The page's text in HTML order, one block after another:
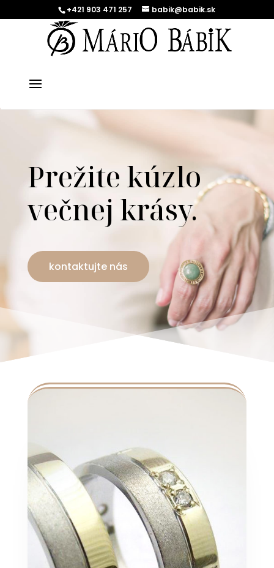
+421 903 471 257 babik@babik.sk
Prežite kúzlo
večnej krásy.
kontaktujte nás